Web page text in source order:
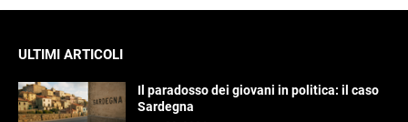
ULTIMI ARTICOLI
Il paradosso dei giovani in politica: il caso
Sardegna